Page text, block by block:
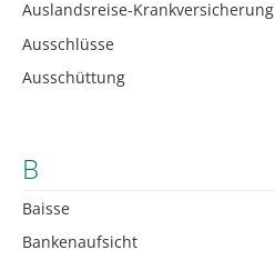
Auslandsreise-Krankversicherung
Ausschlüsse
Ausschüttung
B
Baisse
Bankenaufsicht